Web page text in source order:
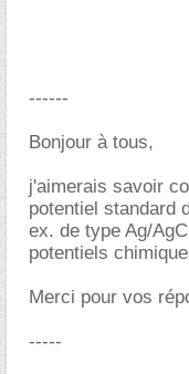
------
Bonjour à tous,
j'aimerais savoir
potentiel standard
ex. de type Ag/
potentiels
Merci pour vos
-----